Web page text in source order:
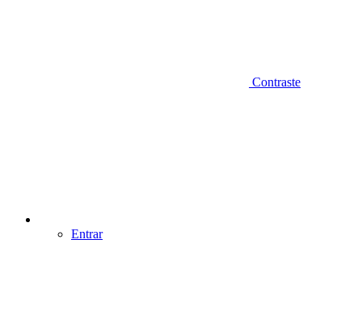
Contraste
Entrar